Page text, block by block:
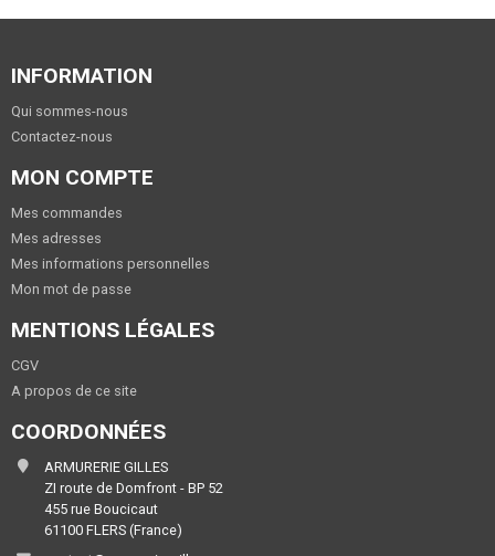
INFORMATION
Qui sommes-nous
Contactez-nous
MON COMPTE
Mes commandes
Mes adresses
Mes informations personnelles
Mon mot de passe
MENTIONS LÉGALES
CGV
A propos de ce site
COORDONNÉES
ARMURERIE GILLES
ZI route de Domfront - BP 52
455 rue Boucicaut
61100 FLERS (France)